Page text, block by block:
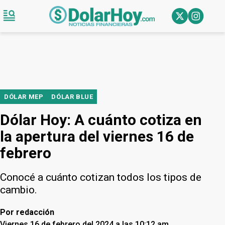
DÓLAR MEP DÓLAR BLUE
Dólar Hoy: A cuánto cotiza en
la apertura del viernes 16 de
febrero
Conocé a cuánto cotizan todos los tipos de
cambio.
Por redacción